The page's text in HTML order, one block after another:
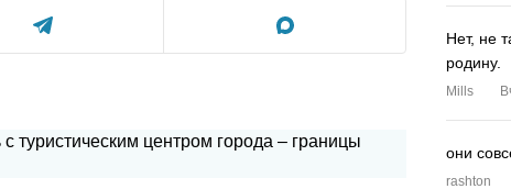
Нет, не
родину.
Mills
они
rashton